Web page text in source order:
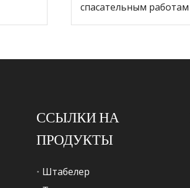
спасательным работам
ССЫЛКИ НА
ПРОДУКТЫ
Штабелер